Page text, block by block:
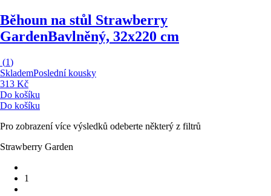
Běhoun na stůl Strawberry
GardenBavlněný, 32x220 cm
(1)
SklademPoslední kousky
313 Kč
Do košíku
Do košíku
Pro zobrazení více výsledků odeberte některý z filtrů
Strawberry Garden
1